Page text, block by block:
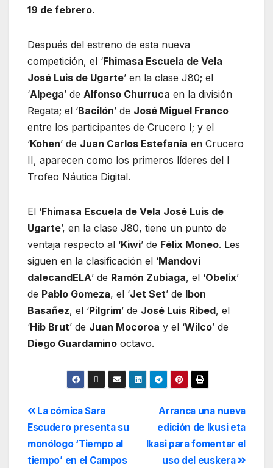
19 de febrero.
Después del estreno de esta nueva
competición, el ‘Fhimasa Escuela de Vela
José Luis de Ugarte’ en la clase J80; el
‘Alpega’ de Alfonso Churruca en la división
Regata; el ‘Bacilón’ de José Miguel Franco
entre los participantes de Crucero I; y el
‘Kohen’ de Juan Carlos Estefanía en Crucero
II, aparecen como los primeros líderes del I
Trofeo Náutica Digital.
El ‘Fhimasa Escuela de Vela José Luis de
Ugarte’, en la clase J80, tiene un punto de
ventaja respecto al ‘Kiwi’ de Félix Moneo. Les
siguen en la clasificación el ‘Mandovi
dalecandELA’ de Ramón Zubiaga, el ‘Obelix’
de Pablo Gomeza, el ‘Jet Set’ de Ibon
Basañez, el ‘Pilgrim’ de José Luis Ribed, el
‘Hib Brut’ de Juan Mocoroa y el ‘Wilco’ de
Diego Guardamino octavo.
Arranca una nueva
edición de Ikusi eta
Ikasi para fomentar el
uso del euskera
La cómica Sara
Escudero presenta su
monólogo ‘Tiempo al
tiempo’ en el Campos